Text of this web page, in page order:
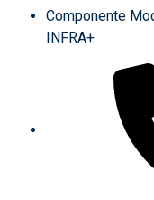
Componente
INFRA+